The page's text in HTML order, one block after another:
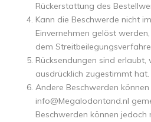
Rückerstattung des
Kann die Beschwerde nicht
Einvernehmen gelöst
dem
Rücksendungen sind
ausdrücklich zugestimmt hat.
Andere Beschwerden können
info@Megalodontand.nl
Beschwerden können jedoch